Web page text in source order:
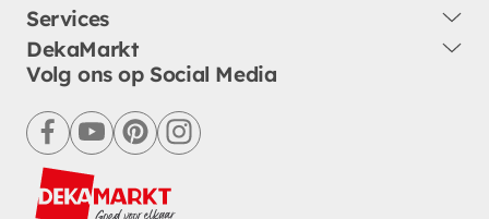
Services
DekaMarkt
Volg ons op Social Media
facebookyoutubepinterestinstagram